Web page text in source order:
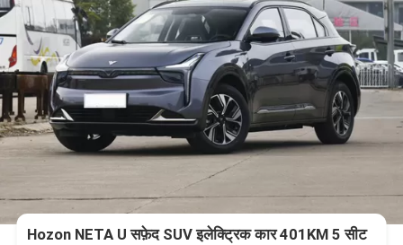
Hozon NETA U सफ़ेद SUV इलेक्ट्रिक कार 401KM 5 सीट